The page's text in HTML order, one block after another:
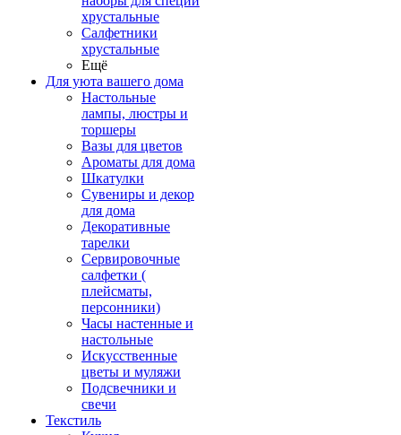
хрустальные
Салфетники
хрустальные
Ещё
Для уюта вашего дома
Настольные
лампы, люстры и
торшеры
Вазы для цветов
Ароматы для дома
Шкатулки
Сувениры и декор
для дома
Декоративные
тарелки
Сервировочные
салфетки (
плейсматы,
персонники)
Часы настенные и
настольные
Искусственные
цветы и муляжи
Подсвечники и
свечи
Текстиль